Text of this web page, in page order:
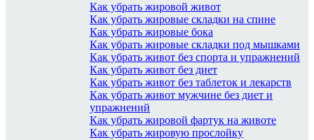
Как убрать жировой живот
Как убрать жировые складки на спине
Как убрать жировые бока
Как убрать жировые складки под мышками
Как убрать живот без спорта и упражнений
Как убрать живот без диет
Как убрать живот без таблеток и лекарств
Как убрать живот мужчине без диет и
упражнений
Как убрать жировой фартук на животе
Как убрать жировую прослойку